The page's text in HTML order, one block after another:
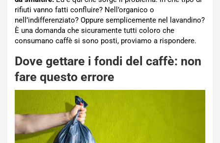
rifiuti vanno fatti confluire? Nell’organico o
nell’indifferenziato? Oppure semplicemente nel lavandino?
È una domanda che sicuramente tutti coloro che
consumano caffè si sono posti, proviamo a rispondere.
Dove gettare i fondi del caffè: non
fare questo errore